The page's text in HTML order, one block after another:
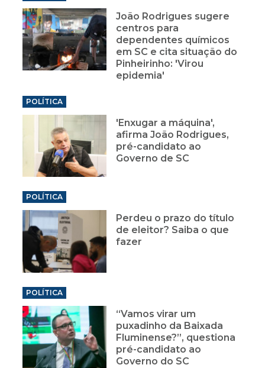
João Rodrigues sugere
centros para
dependentes químicos
em SC e cita situação do
Pinheirinho: 'Virou
epidemia'
POLÍTICA
'Enxugar a máquina',
afirma João Rodrigues,
pré-candidato ao
Governo de SC
POLÍTICA
Perdeu o prazo do título
de eleitor? Saiba o que
fazer
POLÍTICA
“Vamos virar um
puxadinho da Baixada
Fluminense?”, questiona
pré-candidato ao
Governo do SC